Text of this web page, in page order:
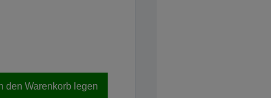
den Warenkorb legen